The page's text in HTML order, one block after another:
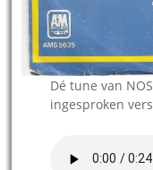
Dé tune van
ingesproken